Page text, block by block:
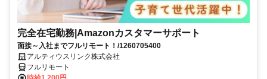
完全在宅勤務|Amazonカスタマーサポート
面接～入社までフルリモート！/1260705400
アルティウスリンク株式会社
フルリモート